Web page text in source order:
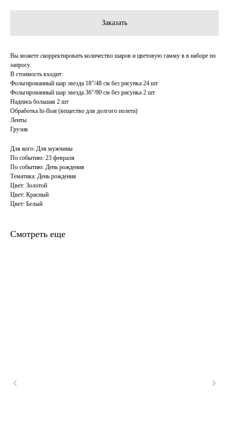
Заказать
Вы можете скорректировать количество шаров и цветовую гамму в в наборе по
запросу.
В стоимость входит:
Фольгированный шар звезда 18"/48 см без рисунка 24 шт
Фольгированный шар звезда 36"/90 см без рисунка 2 шт
Надпись большая 2 шт
Обработка hi-float (вещество для долгого полета)
Ленты
Грузик
Для кого: Для мужчины
По событию: 23 февраля
По событию: День рождения
Тематика: День рождения
Цвет: Золотой
Цвет: Красный
Цвет: Белый
Смотреть еще